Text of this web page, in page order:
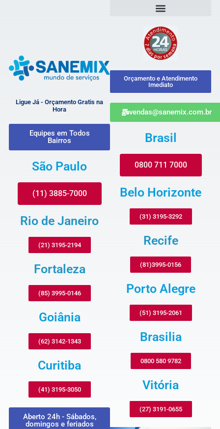
Ligue Já - Orçamento Gratis na
Hora
Equipes em Todos
Bairros
São Paulo
(11) 3885-7000
Rio de Janeiro
(21) 3195-2194
Fortaleza
(85) 3995-0146
Goiânia
(62) 3142-1343
Curitiba
(41) 3195-3050
Aberto 24h - Sábados,
domingos e feriados
Orçamento e Atendimento
Imediato
vendas@sanemix.com.br
Brasil
0800 711 7000
Belo Horizonte
(31) 3195-3292
Recife
(81)3995-0156
Porto Alegre
(51) 3195-2061
Brasilia
0800 580 9782
Vitória
(27) 3191-0655